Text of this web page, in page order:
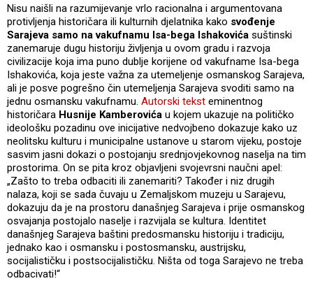
Nisu naišli na razumijevanje vrlo racionalna i argumentovana
protivljenja historičara ili kulturnih djelatnika kako svođenje
Sarajeva samo na vakufnamu Isa-bega Ishakovića suštinski
zanemaruje dugu historiju življenja u ovom gradu i razvoja
civilizacije koja ima puno dublje korijene od vakufname Isa-bega
Ishakovića, koja jeste važna za utemeljenje osmanskog Sarajeva,
ali je posve pogrešno čin utemeljenja Sarajeva svoditi samo na
jednu osmansku vakufnamu. Autorski tekst eminentnog
historičara Husnije Kamberovića u kojem ukazuje na političko
ideološku pozadinu ove inicijative nedvojbeno dokazuje kako uz
neolitsku kulturu i municipalne ustanove u starom vijeku, postoje
sasvim jasni dokazi o postojanju srednjovjekovnog naselja na tim
prostorima. On se pita kroz objavljeni svojevrsni naučni apel:
„Zašto to treba odbaciti ili zanemariti? Također i niz drugih
nalaza, koji se sada čuvaju u Zemaljskom muzeju u Sarajevu,
dokazuju da je na prostoru današnjeg Sarajeva i prije osmanskog
osvajanja postojalo naselje i razvijala se kultura. Identitet
današnjeg Sarajeva baštini predosmansku historiju i tradiciju,
jednako kao i osmansku i postosmansku, austrijsku,
socijalističku i postsocijalističku. Ništa od toga Sarajevo ne treba
odbacivati!“